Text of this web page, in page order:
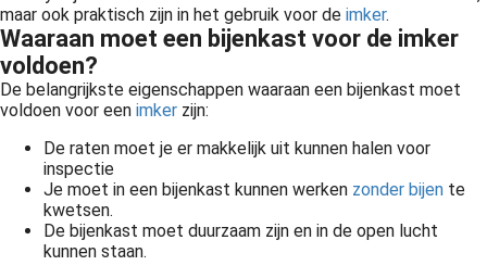
maar ook praktisch zijn in het gebruik voor de imker.
Waaraan moet een bijenkast voor de imker
voldoen?
De belangrijkste eigenschappen waaraan een bijenkast moet
voldoen voor een imker zijn:
De raten moet je er makkelijk uit kunnen halen voor
inspectie
Je moet in een bijenkast kunnen werken zonder bijen te
kwetsen.
De bijenkast moet duurzaam zijn en in de open lucht
kunnen staan.